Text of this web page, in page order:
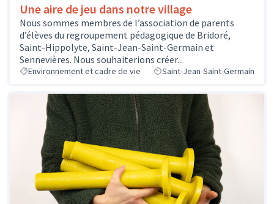
Une aire de jeu dans notre village
Nous sommes membres de l’association de parents
d’élèves du regroupement pédagogique de Bridoré,
Saint-Hippolyte, Saint-Jean-Saint-Germain et
Sennevières. Nous souhaiterions créer...
Environnement et cadre de vie Saint-Jean-Saint-Germain